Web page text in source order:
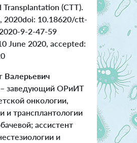
Transplantation (CTT).
2020doi: 10.18620/ctt-
9-2-47-59
June 2020, accepted:
Валерьевич
заведующий ОРиИТ
онкологии,
и трансплантологии
ассистент
и